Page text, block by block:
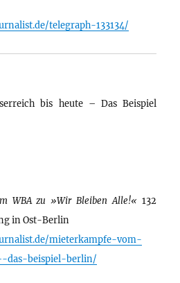
telegraph-133134/
bis heute – Das Beispiel
WBA zu »Wir Bleiben Alle!« 132
in Ost-Berlin
mieterkampfe-vom-
das-beispiel-berlin/